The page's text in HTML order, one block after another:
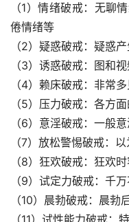
（1）情绪破戒：无聊
倦情绪等
（2）疑惑破戒：疑惑
（3）诱惑破戒：图和
（4）赖床破戒：非常
（5）压力破戒：各方
（6）意淫破戒：一般
（7）放松警惕破戒：
（8）狂欢破戒：狂欢
（9）试定力破戒：千
（10）晨勃破戒：晨勃